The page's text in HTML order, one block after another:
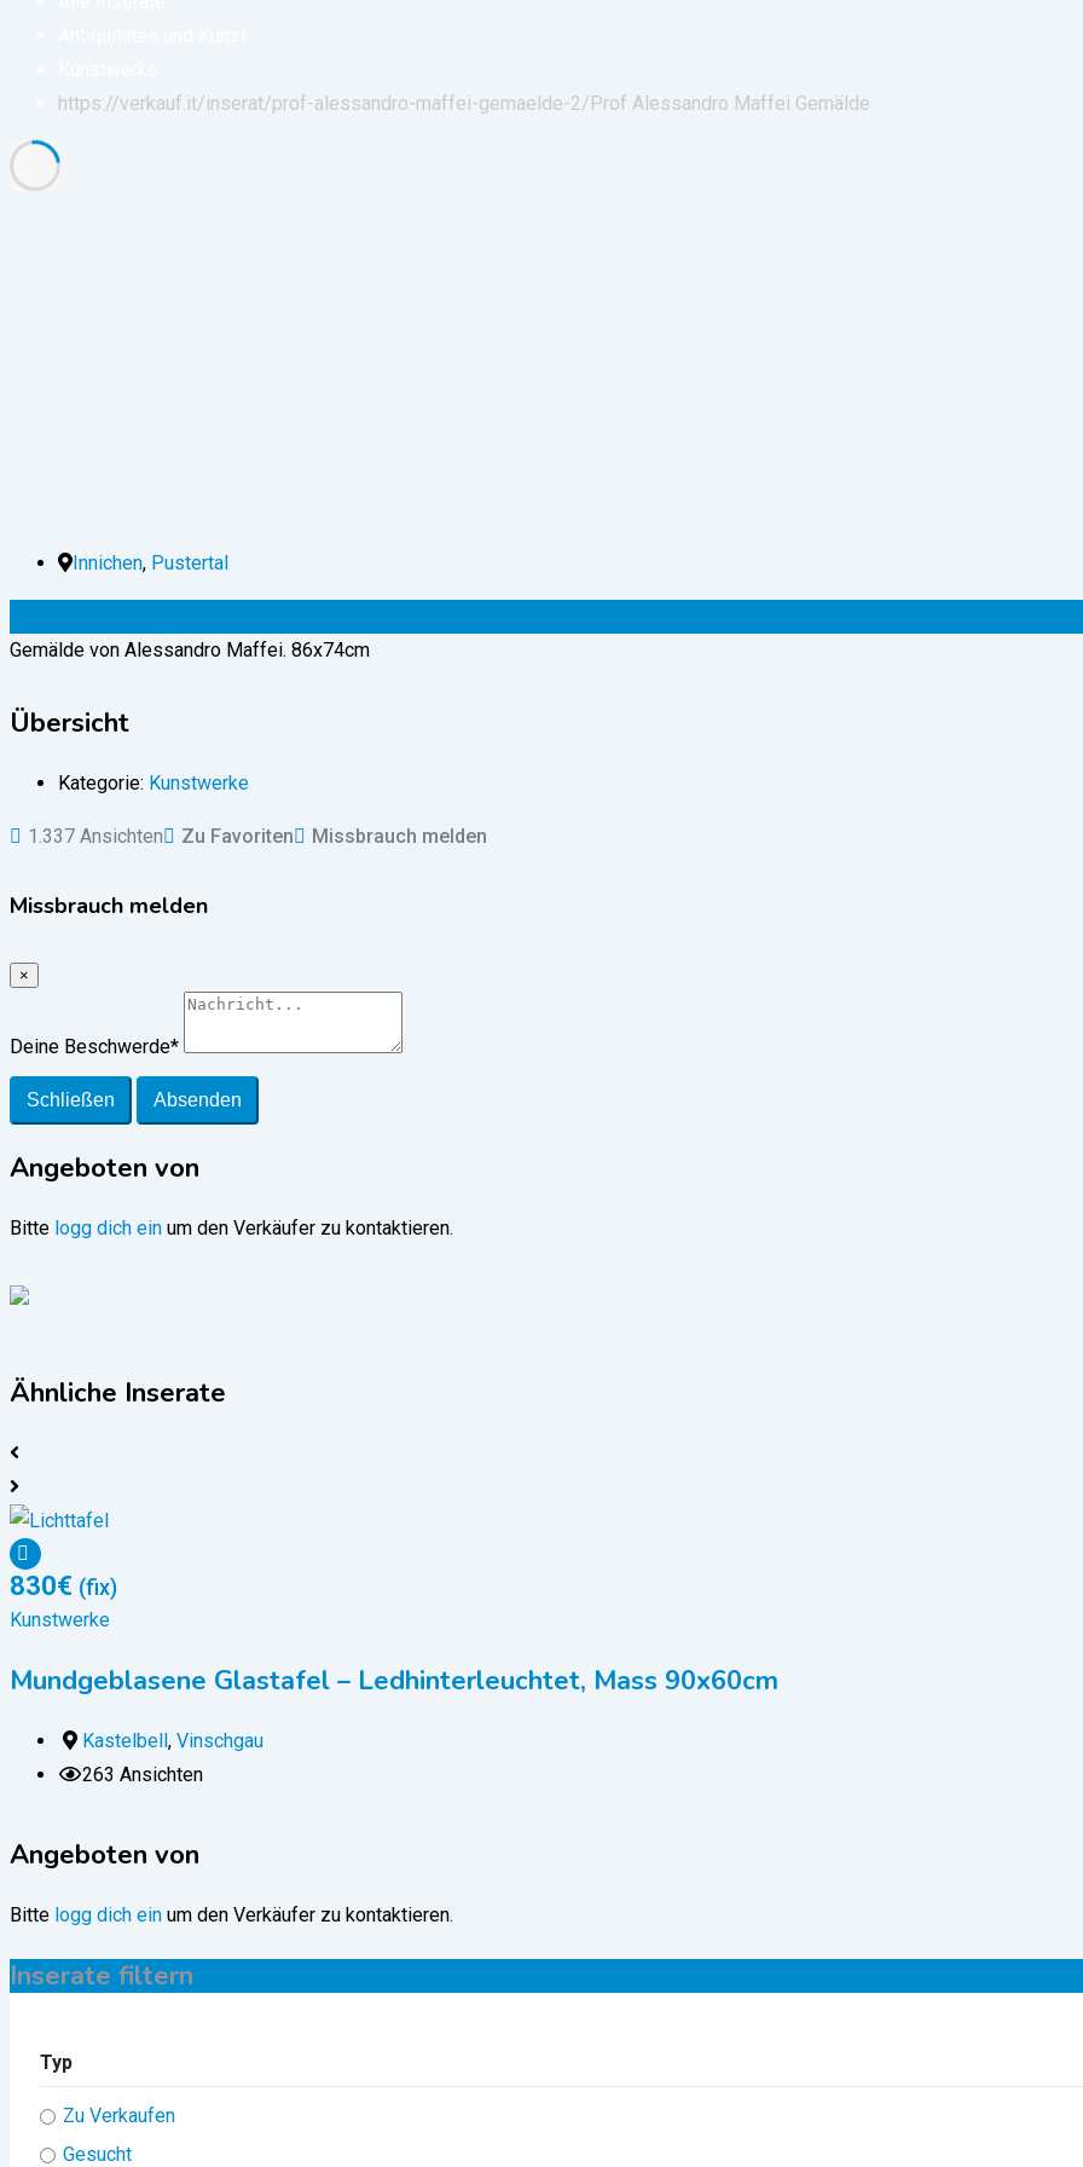
https://verkauf.it/inserat/prof-alessandro-maffei-gemaelde-2/ Prof Alessandro Maffei Gemälde
Innichen, Pustertal
Gemälde von Alessandro Maffei. 86x74cm
Übersicht
Kategorie: Kunstwerke
1.337 Ansichten Zu Favoriten Missbrauch melden
Missbrauch melden
×
Deine Beschwerde*
Schließen Absenden
Angeboten von
Bitte logg dich ein um den Verkäufer zu kontaktieren.
Ähnliche Inserate
830€ (fix)
Kunstwerke
Mundgeblasene Glastafel – Ledhinterleuchtet, Mass 90x60cm
Kastelbell , Vinschgau
263 Ansichten
Angeboten von
Bitte logg dich ein um den Verkäufer zu kontaktieren.
Inserate filtern
Typ
Zu Verkaufen
Gesucht